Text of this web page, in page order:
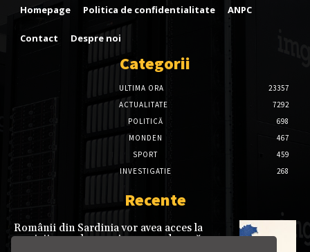
Homepage Politica de confidentialitate ANPC
Contact Despre noi
Categorii
ULTIMA ORA
23357
ACTUALITATE
7292
POLITICĂ
698
MONDEN
467
SPORT
459
INVESTIGATIE
268
Recente
Românii din Sardinia vor avea acces la
servicii consulare mai aproape de casă.